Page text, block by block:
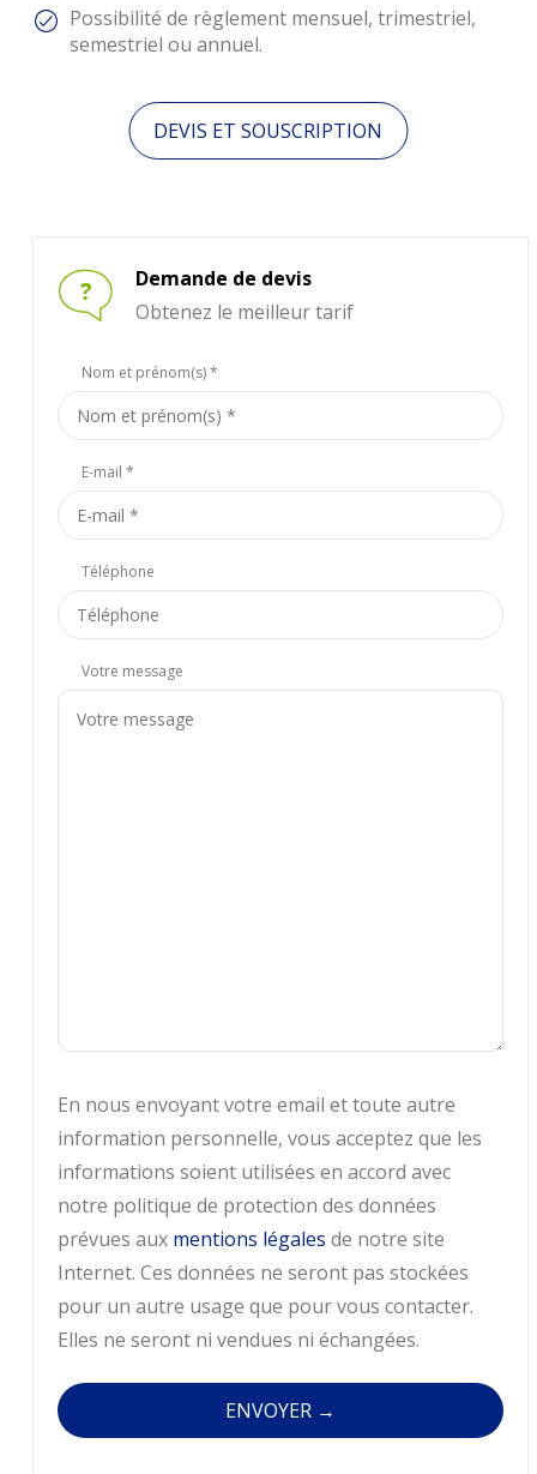
Possibilité de règlement mensuel, trimestriel,
semestriel ou annuel.
DEVIS ET SOUSCRIPTION
Demande de devis
Obtenez le meilleur tarif
Nom et prénom(s) *
E-mail *
Téléphone
Votre message
En nous envoyant votre email et toute autre
information personnelle, vous acceptez que les
informations soient utilisées en accord avec
notre politique de protection des données
prévues aux mentions légales de notre site
Internet. Ces données ne seront pas stockées
pour un autre usage que pour vous contacter.
Elles ne seront ni vendues ni échangées.